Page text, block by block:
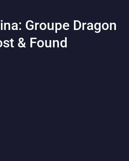
Groupe Dragon
& Found